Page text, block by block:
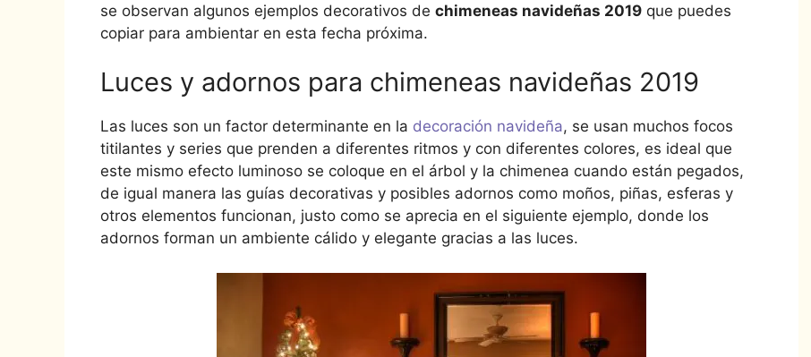
se observan algunos ejemplos decorativos de chimeneas navideñas 2019 que puedes
copiar para ambientar en esta fecha próxima.
Luces y adornos para chimeneas navideñas 2019
Las luces son un factor determinante en la decoración navideña, se usan muchos focos
titilantes y series que prenden a diferentes ritmos y con diferentes colores, es ideal que
este mismo efecto luminoso se coloque en el árbol y la chimenea cuando están pegados,
de igual manera las guías decorativas y posibles adornos como moños, piñas, esferas y
otros elementos funcionan, justo como se aprecia en el siguiente ejemplo, donde los
adornos forman un ambiente cálido y elegante gracias a las luces.